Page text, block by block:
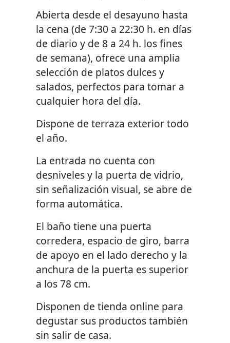
Abierta desde el desayuno hasta
la cena (de 7:30 a 22:30 h. en días
de diario y de 8 a 24 h. los fines
de semana), ofrece una amplia
selección de platos dulces y
salados, perfectos para tomar a
cualquier hora del día.
Dispone de terraza exterior todo
el año.
La entrada no cuenta con
desniveles y la puerta de vidrio,
sin señalización visual, se abre de
forma automática.
El baño tiene una puerta
corredera, espacio de giro, barra
de apoyo en el lado derecho y la
anchura de la puerta es superior
a los 78 cm.
Disponen de tienda online para
degustar sus productos también
sin salir de casa.